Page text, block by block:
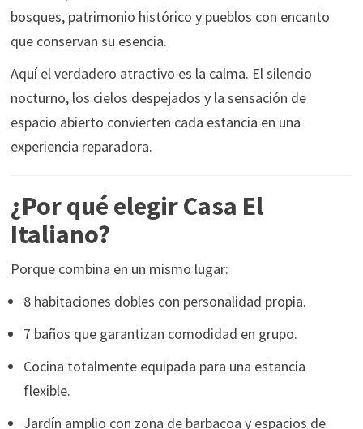
bosques, patrimonio histórico y pueblos con encanto
que conservan su esencia.
Aquí el verdadero atractivo es la calma. El silencio
nocturno, los cielos despejados y la sensación de
espacio abierto convierten cada estancia en una
experiencia reparadora.
¿Por qué elegir Casa El
Italiano?
Porque combina en un mismo lugar:
8 habitaciones dobles con personalidad propia.
7 baños que garantizan comodidad en grupo.
Cocina totalmente equipada para una estancia
flexible.
Jardín amplio con zona de barbacoa y espacios de